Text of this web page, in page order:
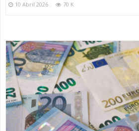
10 Abril 2026 70 K